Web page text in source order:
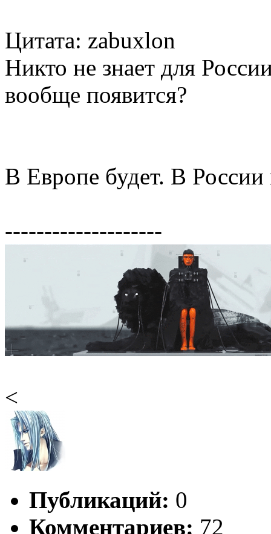
Цитата: zabuxlon
Никто не знает для
вообще появится?
В Европе будет. В России
--------------------
<
Публикаций: 0
Комментариев: 72